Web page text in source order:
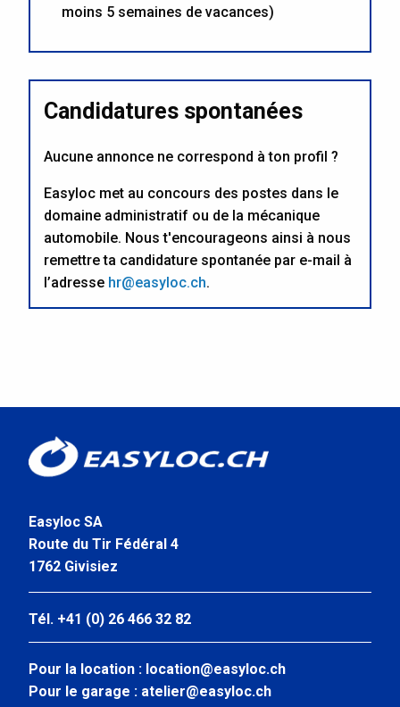
moins 5 semaines de vacances)
Candidatures spontanées
Aucune annonce ne correspond à ton profil ?
Easyloc met au concours des postes dans le
domaine administratif ou de la mécanique
automobile. Nous t'encourageons ainsi à nous
remettre ta candidature spontanée par e-mail à
l’adresse hr@easyloc.ch.
Easyloc SA
Route du Tir Fédéral 4
1762 Givisiez
Tél. +41 (0) 26 466 32 82
Pour la location : location@easyloc.ch
Pour le garage : atelier@easyloc.ch